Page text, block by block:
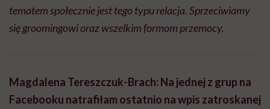
tematem społecznie jest tego typu relacja. Sprzeciwiamy
się groomingowi oraz wszelkim formom przemocy.
Magdalena Tereszczuk-Brach: Na jednej z grup na
Facebooku natrafiłam ostatnio na wpis zatroskanej